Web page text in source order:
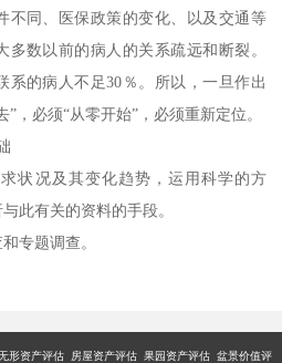
不同、医保政策的变化、以及交通等
数以前的病人的关系疏远和断裂。
系的病人不足30％。所以，一旦作出
，必须“从零开始”，必须重新定位。
状况及其变化趋势，运用科学的方
此有关的资料的手段。
专题调查。
形资产评估 房屋资产评估 果园资产评估 盆景价值评